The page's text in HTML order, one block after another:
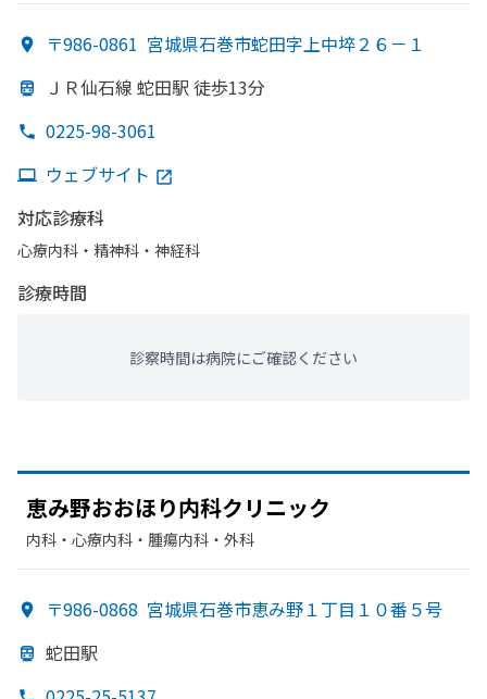
〒986-0861 宮城県石巻市蛇田字上中埣２６－１
ＪＲ仙石線 蛇田駅 徒歩13分
0225-98-3061
ウェブサイト
対応診療科
心療内科・​精神科・神経科
診療時間
診察時間は病院にご確認ください
恵み野おおほり内科クリニック
内科・​心療内科・​腫瘍内科・外科
〒986-0868 宮城県石巻市恵み野１丁目１０番５号
蛇田駅